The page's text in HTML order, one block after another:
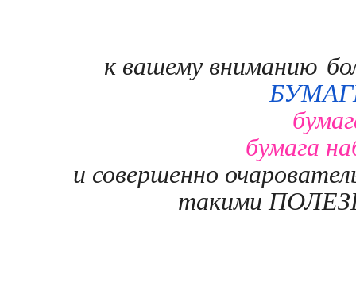
к вашему вниманию
бумага
и совершенно
такими